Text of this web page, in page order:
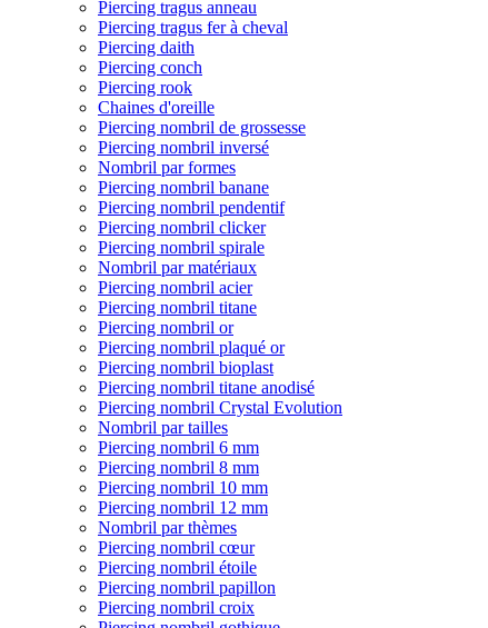
Piercing tragus anneau
Piercing tragus fer à cheval
Piercing daith
Piercing conch
Piercing rook
Chaines d'oreille
Piercing nombril de grossesse
Piercing nombril inversé
Nombril par formes
Piercing nombril banane
Piercing nombril pendentif
Piercing nombril clicker
Piercing nombril spirale
Nombril par matériaux
Piercing nombril acier
Piercing nombril titane
Piercing nombril or
Piercing nombril plaqué or
Piercing nombril bioplast
Piercing nombril titane anodisé
Piercing nombril Crystal Evolution
Nombril par tailles
Piercing nombril 6 mm
Piercing nombril 8 mm
Piercing nombril 10 mm
Piercing nombril 12 mm
Nombril par thèmes
Piercing nombril cœur
Piercing nombril étoile
Piercing nombril papillon
Piercing nombril croix